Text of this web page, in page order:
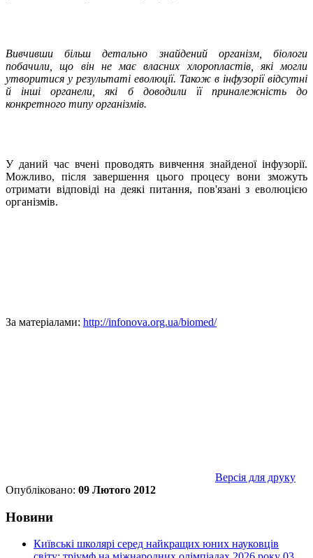
Вивчивши більш детально знайдений організм, біологи
побачили, що він не має власних хлоропластів, які могли
утворитися у результаті еволюції. Також в інфузорії відсутні
й інші органели, які б доводили її приналежність до
конкретного типу організмів.
У даний час вчені проводять вивчення знайденої інфузорії.
Можливо, після завершення цього процесу вони зможуть
отримати відповіді на деякі питання, пов'язані з еволюцією
організмів.
За матеріалами: http://infonova.org.ua/biomed/
Версія для друку
Опубліковано: 09 Лютого 2012
Новини
Київські школярі серед найкращих юних науковців